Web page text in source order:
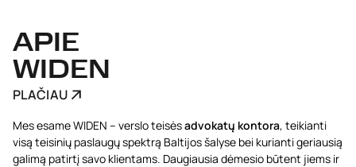
APIE
WIDEN
PLAČIAU
Mes esame WIDEN – verslo teisėsadvokatų kontora, teikianti
visą teisinių paslaugų spektrą Baltijos šalyse bei kurianti geriausią
galimą patirtį savo klientams. Daugiausia dėmesio būtent jiems ir